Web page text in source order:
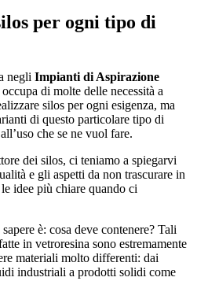
per ogni tipo di
negli Impianti di Aspirazione
di molte delle necessità a
silos per ogni esigenza, ma
di questo particolare tipo di
che se ne vuol fare.
dei silos, ci teniamo a spiegarvi
e gli aspetti da non trascurare in
idee più chiare quando ci
è: cosa deve contenere? Tali
in vetroresina sono estremamente
materiali molto differenti: dai
industriali a prodotti solidi come